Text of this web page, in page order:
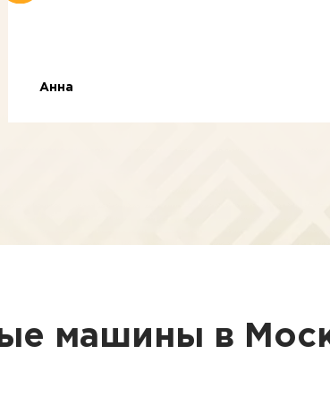
Анна
машины в